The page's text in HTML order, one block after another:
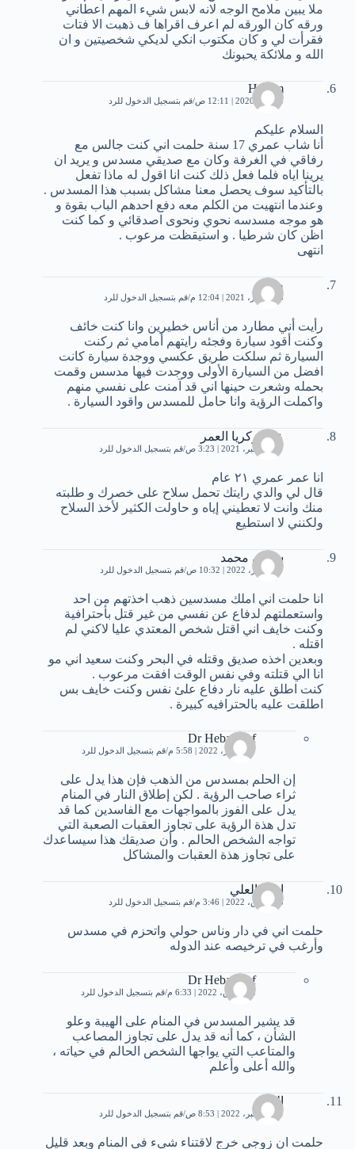
ملا يبين ملامح الوجه لانه لابس شيء المهم اعطاني
ورقه كان الورقه لم اعرف اقراها ف ذهبت الا فتات
فقرأت لي و كان مكتوب انكي لديكي شخصيتين و ان
الله و ملائكة يحبونك
Husam
5 يوليو، 2020 | 12:11 ص قم بتسجيل الدخول للرد
السلام عليكم
أنا شاب عمري 17 سنة حلمت اني كنت جالس مع
رفاقي في الغرفة وكان مع صديقي مسدس و يريد ان
يرينا اياه فلما فعل ذلك كنت انا اقول له ماذا تفعل
بالتأكيد سوف يحصل معنا مشاكل بسبب هذا المسدس .
وعندما انتهيت من الكلم معه دفع احدهم الباب بقوة و
هو موجه مسدسه نحوي ونحوى اصدقائي و كما كنت
اظن كان شرطيا . و استيقظت مرعوب .
انتهى
صدام
5 ديسمبر، 2021 | 12:04 م قم بتسجيل الدخول للرد
رأيت أني مطارد من أناس خطيرين وانا كنت خائف
وكنت أقود سيارة وفجئه رايتهم أمامي ثم ركنت
السيارة ثم سلكت طريق عكسي ووجدة سيارة كانت
افضل من السيارة الأولى ووجدت فيها مدسس وقمت
بحمله وشعرت حينها اني قد آمنت على نفسي منهم
واكملت الرؤية وانا حامل للمسدس واقود السيارة .
عمر زكريا العمر
27 ديسمبر، 2021 | 3:23 ص قم بتسجيل الدخول للرد
انا عمر عمري ٢١ عام
قال لي والدي رايتك تحمل سلاح على خصرك و طلبته
منك وانت لا تعطيني إياه و حاولت الكثير لأخذ السلاح
ولكنني لا استطيع
سامي محمد
27 فبراير، 2022 | 10:32 ص قم بتسجيل الدخول للرد
انا حلمت اني املك مسدسين ذهب اخذتهم من احد
واستعملتهم لدفاع عن نفسي من غير قتل بأحترافية
وكنت خايف اني اقتل شخص المعتدي عليا لاكني لم
اقتله .
وبعدين اخذه صديق وقتله في البحر وكنت سعيد اني مو
انا الي قتلته وفي نفس الوقت افقت مرعوب .
كنت اطلق عليه نار دفاع علئ نفس وكنت خايف بس
اطلقت عليه بالحترافيه كبيرة .
Dr Heba Atef
27 فبراير، 2022 | 5:58 م قم بتسجيل الدخول للرد
إن الحلم بمسدس من الذهب فإن هذا يدل على
ثراء صاحب الرؤية . لكن إطلاق النار في المنام
يدل على الفوز بالمواجهات مع الفاسدين كما قد
تدل هذة الرؤية على تجاوز العقبات الصعبة التي
تواجه الشخص الحالم . وأن صديقك هذا سيساعدك
على تجاوز هذة العقبات والمشاكل
ايمن العلي
18 مارس، 2022 | 3:46 م قم بتسجيل الدخول للرد
حلمت اني في دار وناس حولي واتحزم في مسدس
وأرغب في ترخيصه عند الدوله
Dr Heba Atef
18 مارس، 2022 | 6:33 م قم بتسجيل الدخول للرد
قد يشير المسدس في المنام على الهيبة وعلو
الشأن ، كما أنه قد يدل على تجاوز المصاعب
والمتاعب التي يواجها الشخص الحالم في حياته ،
والله أعلى وأعلم
الهام
21 ديسمبر، 2022 | 8:53 ص قم بتسجيل الدخول للرد
حلمت ان زوجي خرج لاقتناء شيء في المنام وبعد قليل